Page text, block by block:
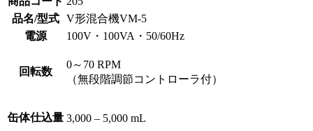
品名/型式 V形混合機VM-5
電源
100V・100VA・50/60Hz
回転数
0～70 RPM
（無段階調節コントローラ付）
缶体仕込量 3,000 – 5,000 mL